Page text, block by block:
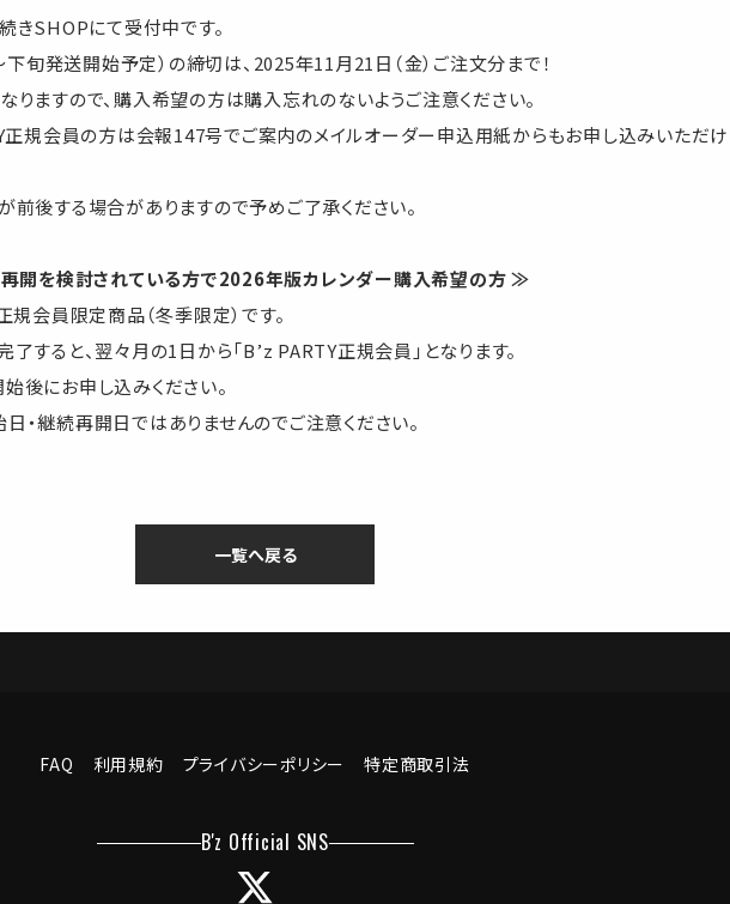
きSHOPにて受付中です。
旬発送開始予定）の締切は、2025年11月21日（金）ご注文分まで！
ますので、購入希望の方は購入忘れのないようご注意ください。
規会員の方は会報147号でご案内のメイルオーダー申込用紙からもお申し込みいただけ
後する場合がありますので予めご了承ください。
開を検討されている方で2026年版カレンダー購入希望の方 ≫
会員限定商品（冬季限定）です。
すると、翌々月の1日から「B’z PARTY正規会員」となります。
後にお申し込みください。
継続再開日ではありませんのでご注意ください。
一覧へ戻る
FAQ 利用規約 プライバシーポリシー 特定商取引法